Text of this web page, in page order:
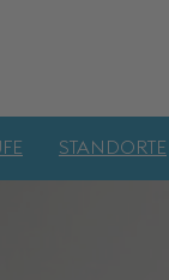
STANDORTE